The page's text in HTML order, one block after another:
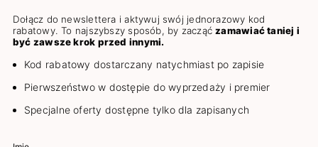
Dołącz do newslettera i aktywuj swój jednorazowy kod
rabatowy. To najszybszy sposób, by zacząćzamawiać taniej i
być zawsze krok przed innymi.
Kod rabatowy dostarczany natychmiast po zapisie
Pierwszeństwo w dostępie do wyprzedaży i premier
Specjalne oferty dostępne tylko dla zapisanych